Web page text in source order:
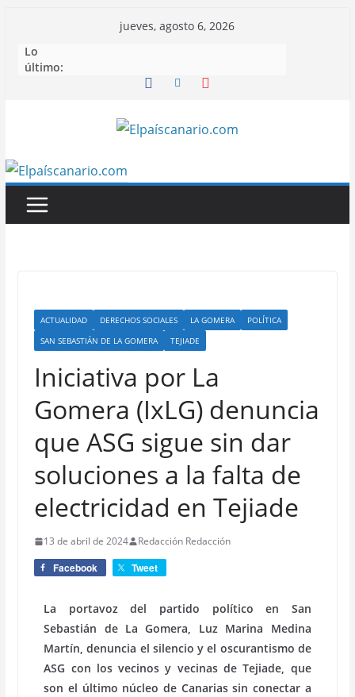
contenido
jueves, agosto 6, 2026
Lo
último:
ACTUALIDAD DERECHOS SOCIALES LA GOMERA
POLÍTICA
SAN SEBASTIÁN DE LA GOMERA
TEJIADE
Iniciativa por La
Gomera (IxLG) denuncia
que ASG sigue sin dar
soluciones a la falta de
electricidad en Tejiade
13 de abril de 2024 Redacción Redacción
Facebook Tweet
La portavoz del partido político en San
Sebastián de La Gomera, Luz Marina Medina
Martín, denuncia el silencio y el oscurantismo de
ASG con los vecinos y vecinas de Tejiade, que
son el último núcleo de Canarias sin conectar a